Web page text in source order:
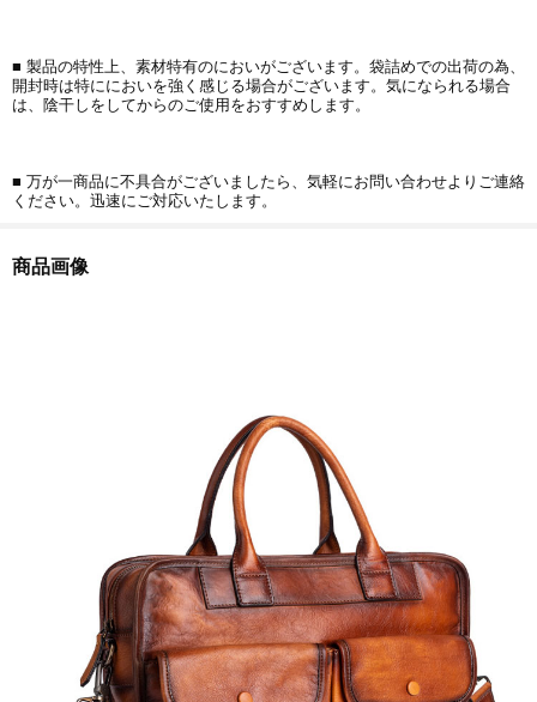
■ 製品の特性上、素材特有のにおいがございます。袋詰めでの出荷の為、
開封時は特ににおいを強く感じる場合がございます。気になられる場合
は、陰干しをしてからのご使用をおすすめします。
■ 万が一商品に不具合がございましたら、気軽にお問い合わせよりご連絡
ください。迅速にご対応いたします。
商品画像